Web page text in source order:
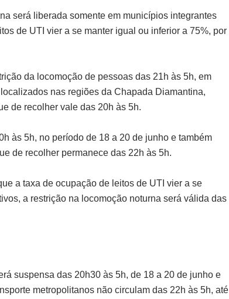
será liberada somente em municípios integrantes
de UTI vier a se manter igual ou inferior a 75%, por
da locomoção de pessoas das 21h às 5h, em
nas regiões da Chapada Diamantina,
de recolher vale das 20h às 5h.
às 5h, no período de 18 a 20 de junho e também
de recolher permanece das 22h às 5h.
a taxa de ocupação de leitos de UTI vier a se
a restrição na locomoção noturna será válida das
suspensa das 20h30 às 5h, de 18 a 20 de junho e
metropolitanos não circulam das 22h às 5h, até